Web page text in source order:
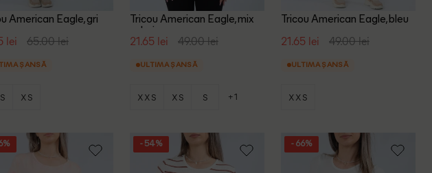
American Eagle, gri
lei 65.00 lei
ȘANSĂ
XS
Tricou American Eagle, mix
culori
21.65 lei 49.00 lei
ULTIMA ȘANSĂ
XXS XS S +1
Tricou American Eagle, bleu
21.65 lei 49.00 lei
ULTIMA ȘANSĂ
XXS
- 54% - 66%